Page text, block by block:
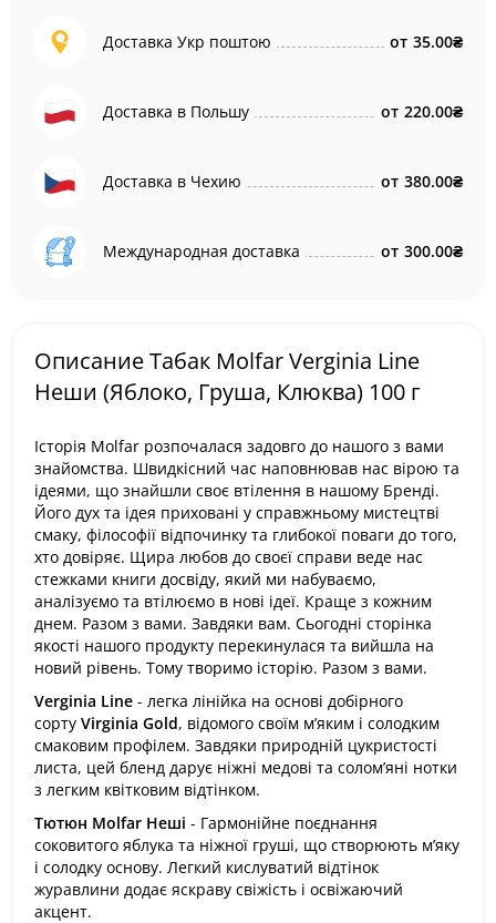
Доставка Укр поштою от 35.00₴
Доставка в Польшу от 220.00₴
Доставка в Чехию от 380.00₴
Международная доставка от 300.00₴
Описание Табак Molfar Verginia Line
Неши (Яблоко, Груша, Клюква) 100 г
Історія Molfar розпочалася задовго до нашого з вами
знайомства. Швидкісний час наповнював нас вірою та
ідеями, що знайшли своє втілення в нашому Бренді.
Його дух та ідея приховані у справжньому мистецтві
смаку, філософії відпочинку та глибокої поваги до того,
хто довіряє. Щира любов до своєї справи веде нас
стежками книги досвіду, який ми набуваємо,
аналізуємо та втілюємо в нові ідеї. Краще з кожним
днем. Разом з вами. Завдяки вам. Сьогодні сторінка
якості нашого продукту перекинулася та вийшла на
новий рівень. Тому творимо історію. Разом з вами.
Verginia Line - легка лінійка на основі добірного
сорту Virginia Gold, відомого своїм м’яким і солодким
смаковим профілем. Завдяки природній цукристості
листа, цей бленд дарує ніжні медові та солом’яні нотки
з легким квітковим відтінком.
Тютюн Molfar Неші - Гармонійне поєднання
соковитого яблука та ніжної груші, що створюють м’яку
і солодку основу. Легкий кислуватий відтінок
журавлини додає яскраву свіжість і освіжаючий
акцент.